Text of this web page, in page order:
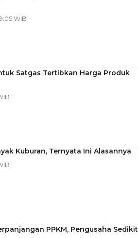
WIB
Satgas Tertibkan Harga Produk
Kuburan, Ternyata Ini Alasannya
PPKM, Pengusaha Sedikit